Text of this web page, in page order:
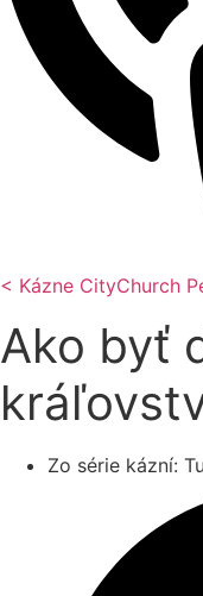
< Kázne CityChurch
Ako byť
Zo série kázní: